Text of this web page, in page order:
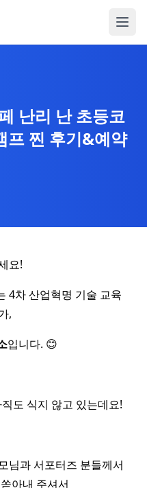
난리 난 초등코
프 찐 후기&예약
요!
4차 산업혁명 기술 교육
,
입니다. 😊
도 식지 않고 있는데요!
님과 서포터즈 분들께서
아내 주셔서